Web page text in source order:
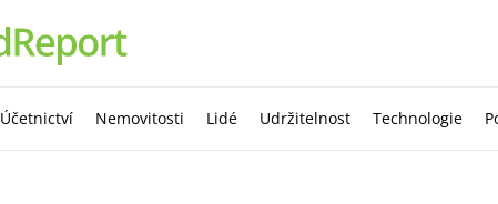
Účetnictví Nemovitosti Lidé Udržitelnost Technologie